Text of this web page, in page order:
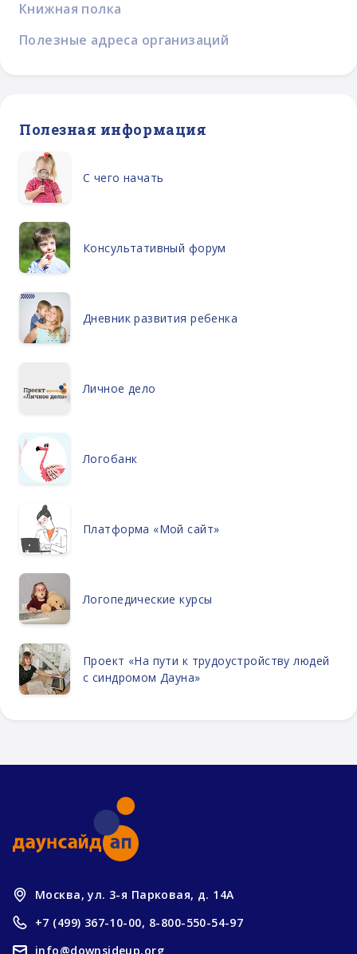
Книжная полка
Полезные адреса организаций
Полезная информация
С чего начать
Консультативный форум
Дневник развития ребенка
Личное дело
Логобанк
Платформа «Мой сайт»
Логопедические курсы
Проект «На пути к трудоустройству людей
с синдромом Дауна»
Москва, ул. 3-я Парковая, д. 14А
+7 (499) 367-10-00, 8-800-550-54-97
info@downsideup.org